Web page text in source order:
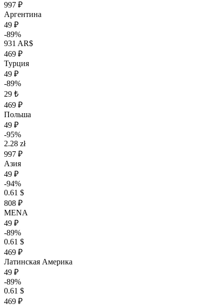
997 ₽
Аргентина
49 ₽
-89%
931 AR$
469 ₽
Турция
49 ₽
-89%
29 ₺
469 ₽
Польша
49 ₽
-95%
2.28 zł
997 ₽
Азия
49 ₽
-94%
0.61 $
808 ₽
MENA
49 ₽
-89%
0.61 $
469 ₽
Латинская Америка
49 ₽
-89%
0.61 $
469 ₽